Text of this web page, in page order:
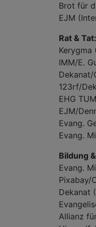
Brot für
EJM
Rat & Tat:
Kerygma
IMM/E.
Dekanat/
123rf/
EHG
EJM/
Evang.
Evang.
Bildung
Evang.
Pixabay/
Dekanat
Allianz